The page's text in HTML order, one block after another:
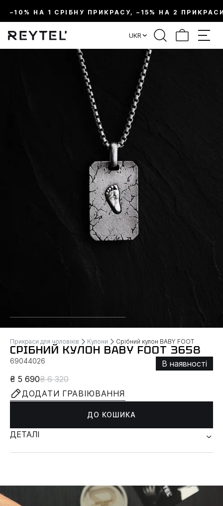
–10% НА 1 СРІБНУ ПРИКРАСУ, –15% НА 2
UKR
Прикраси для чоловіків Кулони Срібний кулон BABY FOOT
СРІБНИЙ КУЛОН BABY FOOT 3658
69044026
В наявності
₴ 5 690₴ 6 320
ДОДАТИ ГРАВІЮВАННЯ
ДО КОШИКА
ДЕТАЛІ